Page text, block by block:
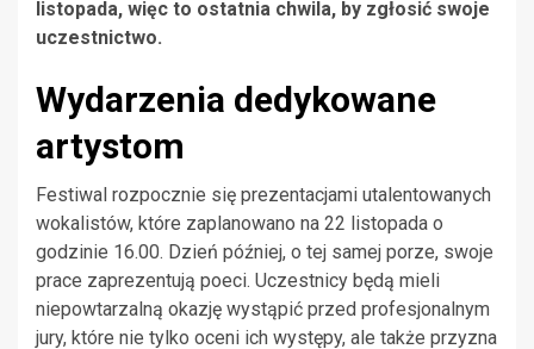
listopada, więc to ostatnia chwila, by zgłosić swoje
uczestnictwo.
Wydarzenia dedykowane
artystom
Festiwal rozpocznie się prezentacjami utalentowanych
wokalistów, które zaplanowano na 22 listopada o
godzinie 16.00. Dzień później, o tej samej porze, swoje
prace zaprezentują poeci. Uczestnicy będą mieli
niepowtarzalną okazję wystąpić przed profesjonalnym
jury, które nie tylko oceni ich występy, ale także przyzna